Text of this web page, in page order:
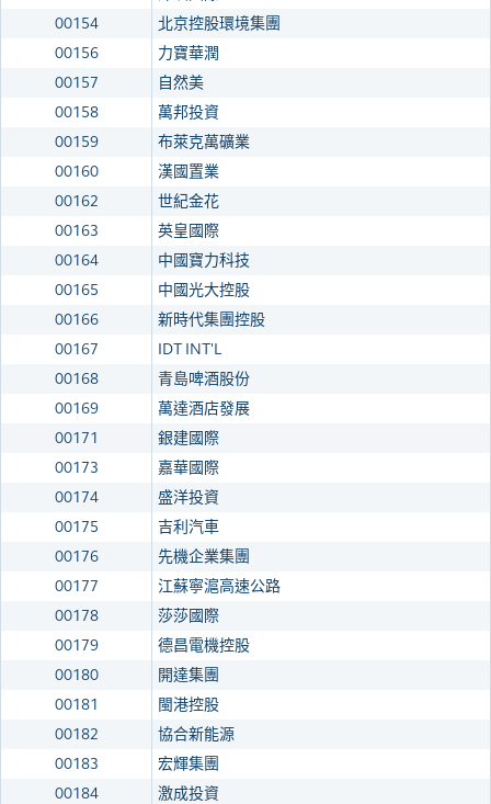
00154
北京控股環境集團
00156
力寶華潤
00157
自然美
00158
萬邦投資
00159
布萊克萬礦業
00160
漢國置業
00162
世紀金花
00163
英皇國際
00164
中國寶力科技
00165
中國光大控股
00166
新時代集團控股
00167
IDT INT'L
00168
青島啤酒股份
00169
萬達酒店發展
00171
銀建國際
00173
嘉華國際
00174
盛洋投資
00175
吉利汽車
00176
先機企業集團
00177
江蘇寧滬高速公路
00178
莎莎國際
00179
德昌電機控股
00180
開達集團
00181
閩港控股
00182
協合新能源
00183
宏輝集團
00184
激成投資